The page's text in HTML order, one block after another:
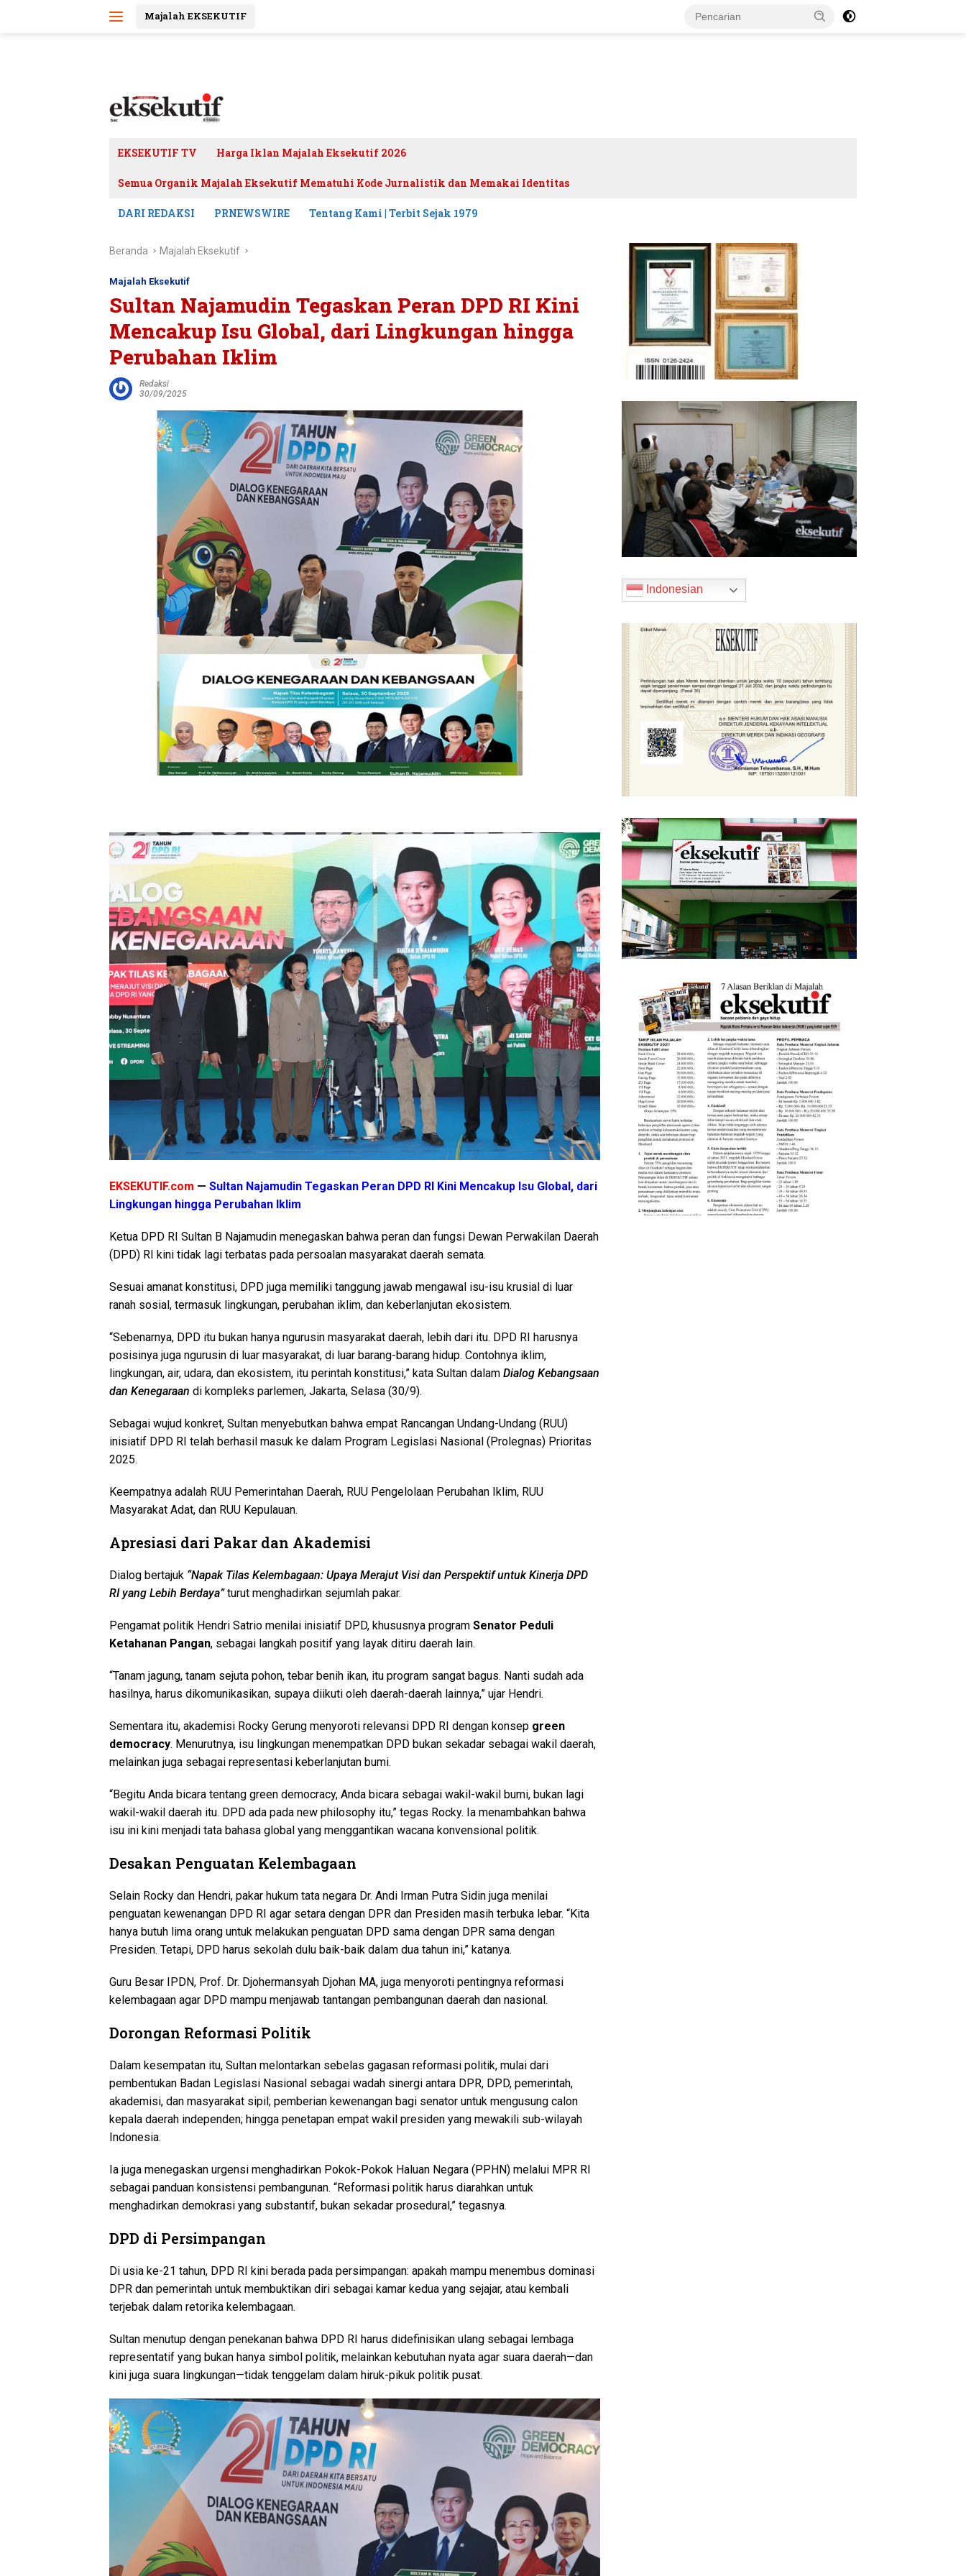
Majalah EKSEKUTIF
EKSEKUTIF TV Harga Iklan Majalah Eksekutif 2026
Semua Organik Majalah Eksekutif Mematuhi Kode Jurnalistik dan Memakai Identitas
DARI REDAKSI PRNEWSWIRE Tentang Kami | Terbit Sejak 1979
Beranda Majalah Eksekutif
Majalah Eksekutif
Sultan Najamudin Tegaskan Peran DPD RI Kini
Mencakup Isu Global, dari Lingkungan hingga
Perubahan Iklim
Redaksi
30/09/2025
EKSEKUTIF.com — Sultan Najamudin Tegaskan Peran DPD RI Kini Mencakup Isu Global, dari
Lingkungan hingga Perubahan Iklim
Ketua DPD RI Sultan B Najamudin menegaskan bahwa peran dan fungsi Dewan Perwakilan Daerah
(DPD) RI kini tidak lagi terbatas pada persoalan masyarakat daerah semata.
Sesuai amanat konstitusi, DPD juga memiliki tanggung jawab mengawal isu-isu krusial di luar
ranah sosial, termasuk lingkungan, perubahan iklim, dan keberlanjutan ekosistem.
“Sebenarnya, DPD itu bukan hanya ngurusin masyarakat daerah, lebih dari itu. DPD RI harusnya
posisinya juga ngurusin di luar masyarakat, di luar barang-barang hidup. Contohnya iklim,
lingkungan, air, udara, dan ekosistem, itu perintah konstitusi,” kata Sultan dalam Dialog Kebangsaan
dan Kenegaraan di kompleks parlemen, Jakarta, Selasa (30/9).
Sebagai wujud konkret, Sultan menyebutkan bahwa empat Rancangan Undang-Undang (RUU)
inisiatif DPD RI telah berhasil masuk ke dalam Program Legislasi Nasional (Prolegnas) Prioritas
2025.
Keempatnya adalah RUU Pemerintahan Daerah, RUU Pengelolaan Perubahan Iklim, RUU
Masyarakat Adat, dan RUU Kepulauan.
Apresiasi dari Pakar dan Akademisi
Dialog bertajuk “Napak Tilas Kelembagaan: Upaya Merajut Visi dan Perspektif untuk Kinerja DPD
RI yang Lebih Berdaya”turut menghadirkan sejumlah pakar.
Pengamat politik Hendri Satrio menilai inisiatif DPD, khususnya program Senator Peduli
Ketahanan Pangan, sebagai langkah positif yang layak ditiru daerah lain.
“Tanam jagung, tanam sejuta pohon, tebar benih ikan, itu program sangat bagus. Nanti sudah ada
hasilnya, harus dikomunikasikan, supaya diikuti oleh daerah-daerah lainnya,” ujar Hendri.
Sementara itu, akademisi Rocky Gerung menyoroti relevansi DPD RI dengan konsep green
democracy. Menurutnya, isu lingkungan menempatkan DPD bukan sekadar sebagai wakil daerah,
melainkan juga sebagai representasi keberlanjutan bumi.
“Begitu Anda bicara tentang green democracy, Anda bicara sebagai wakil-wakil bumi, bukan lagi
wakil-wakil daerah itu. DPD ada pada new philosophy itu,” tegas Rocky. Ia menambahkan bahwa
isu ini kini menjadi tata bahasa global yang menggantikan wacana konvensional politik.
Desakan Penguatan Kelembagaan
Selain Rocky dan Hendri, pakar hukum tata negara Dr. Andi Irman Putra Sidin juga menilai
penguatan kewenangan DPD RI agar setara dengan DPR dan Presiden masih terbuka lebar. “Kita
hanya butuh lima orang untuk melakukan penguatan DPD sama dengan DPR sama dengan
Presiden. Tetapi, DPD harus sekolah dulu baik-baik dalam dua tahun ini,” katanya.
Guru Besar IPDN, Prof. Dr. Djohermansyah Djohan MA, juga menyoroti pentingnya reformasi
kelembagaan agar DPD mampu menjawab tantangan pembangunan daerah dan nasional.
Dorongan Reformasi Politik
Dalam kesempatan itu, Sultan melontarkan sebelas gagasan reformasi politik, mulai dari
pembentukan Badan Legislasi Nasional sebagai wadah sinergi antara DPR, DPD, pemerintah,
akademisi, dan masyarakat sipil; pemberian kewenangan bagi senator untuk mengusung calon
kepala daerah independen; hingga penetapan empat wakil presiden yang mewakili sub-wilayah
Indonesia.
Ia juga menegaskan urgensi menghadirkan Pokok-Pokok Haluan Negara (PPHN) melalui MPR RI
sebagai panduan konsistensi pembangunan. “Reformasi politik harus diarahkan untuk
menghadirkan demokrasi yang substantif, bukan sekadar prosedural,” tegasnya.
DPD di Persimpangan
Di usia ke-21 tahun, DPD RI kini berada pada persimpangan: apakah mampu menembus dominasi
DPR dan pemerintah untuk membuktikan diri sebagai kamar kedua yang sejajar, atau kembali
terjebak dalam retorika kelembagaan.
Sultan menutup dengan penekanan bahwa DPD RI harus didefinisikan ulang sebagai lembaga
representatif yang bukan hanya simbol politik, melainkan kebutuhan nyata agar suara daerah—dan
kini juga suara lingkungan—tidak tenggelam dalam hiruk-pikuk politik pusat.
Indonesian